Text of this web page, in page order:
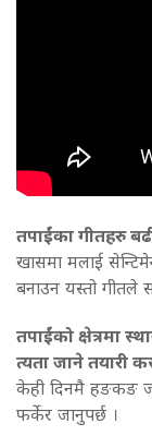
तपाईंका गीतहरु
खासमा मलाई
बनाउन यस्तो गीतले
तपाईंको क्षेत्रमा
त्यता जाने तयारी
केही दिनमै हङकङ
फर्केर जानुपर्छ ।